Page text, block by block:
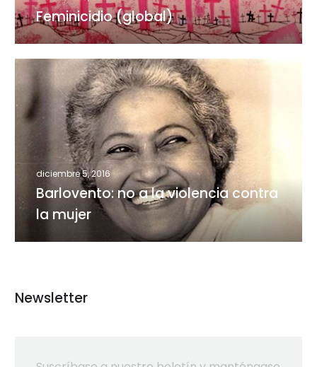
Feminicidio (global)
Barlovento:
no
a
contra
mujer
diciembre 5, 2016
Barlovento: no a la violencia contra
la mujer
Newsletter